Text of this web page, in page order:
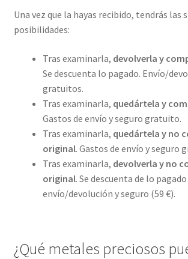
Una vez que la hayas recibido, tendrás las
posibilidades:
Tras examinarla, devolverla y
Se descuenta lo pagado. Envío/
gratuitos.
Tras examinarla, quedártela y
Gastos de envío y seguro gratuito.
Tras examinarla, quedártela y no
original. Gastos de envío y seguro
Tras examinarla, devolverla y no
original. Se descuenta de lo
envío/devolución y seguro (59 €).
¿Qué metales preciosos